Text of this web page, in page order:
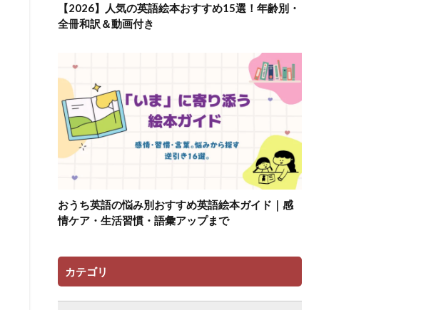
【2026】人気の英語絵本おすすめ15選！年齢別・
全冊和訳＆動画付き
おうち英語の悩み別おすすめ英語絵本ガイド｜感
情ケア・生活習慣・語彙アップまで
カテゴリ